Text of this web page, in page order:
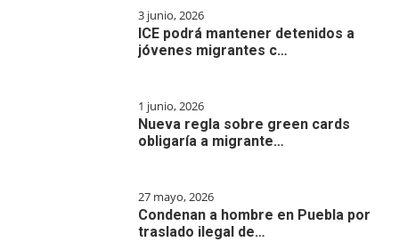
3 junio, 2026
ICE podrá mantener detenidos a
jóvenes migrantes c…
1 junio, 2026
Nueva regla sobre green cards
obligaría a migrante…
27 mayo, 2026
Condenan a hombre en Puebla por
traslado ilegal de…